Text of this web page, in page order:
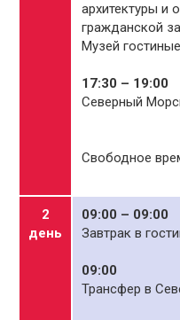
архитектуры и
гражданской
Музей
17:30 – 19:00
Северный
Свободное
2
день
09:00 – 09:00
Завтрак в
09:00
Трансфер в